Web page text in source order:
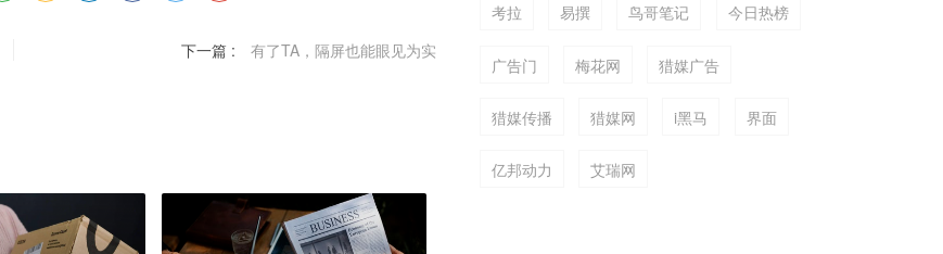
下一篇 : 有了TA，隔屏也能眼见为实
考拉 易撰 鸟哥笔记 今日热榜
广告门 梅花网 猎媒广告
猎媒传播 猎媒网 i黑马 界面
亿邦动力 艾瑞网